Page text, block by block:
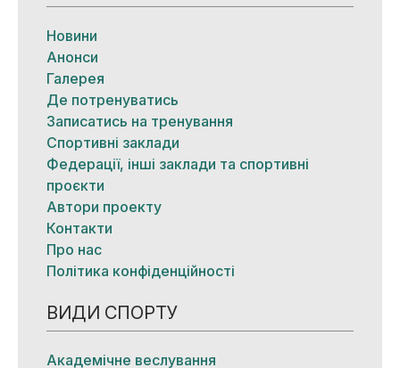
Новини
Анонси
Галерея
Де потренуватись
Записатись на тренування
Спортивні заклади
Федерації, інші заклади та спортивні
проєкти
Автори проекту
Контакти
Про нас
Політика конфіденційності
ВИДИ СПОРТУ
Академічне веслування